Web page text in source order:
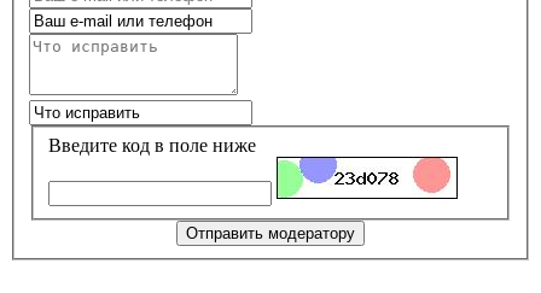
Введите код в поле ниже
Отправить модератору